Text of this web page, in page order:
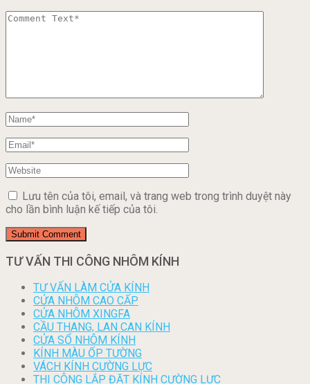
Lưu tên của tôi, email, và trang web trong trình duyệt này
cho lần bình luận kế tiếp của tôi.
TƯ VẤN THI CÔNG NHÔM KÍNH
TƯ VẤN LÀM CỬA KÍNH
CỬA NHÔM CAO CẤP
CỬA NHÔM XINGFA
CẦU THANG, LAN CAN KÍNH
CỬA SỔ NHÔM KÍNH
KÍNH MÀU ỐP TƯỜNG
VÁCH KÍNH CƯỜNG LỰC
THI CÔNG LẮP ĐẶT KÍNH CƯỜNG LỰC